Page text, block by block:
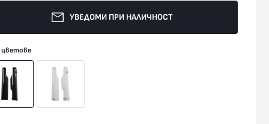
УВЕДОМИ ПРИ НАЛИЧНОСТ